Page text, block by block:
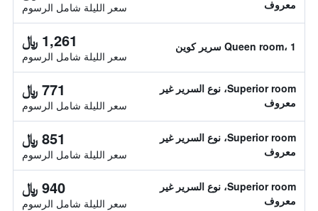
معروف
سعر الليلة شامل الرسوم
Queen room، 1 سرير كوين 1,261 ﷼
سعر الليلة شامل الرسوم
Superior room، نوع السرير غير
معروف
771 ﷼
سعر الليلة شامل الرسوم
Superior room، نوع السرير غير
معروف
851 ﷼
سعر الليلة شامل الرسوم
Superior room، نوع السرير غير
معروف
940 ﷼
سعر الليلة شامل الرسوم